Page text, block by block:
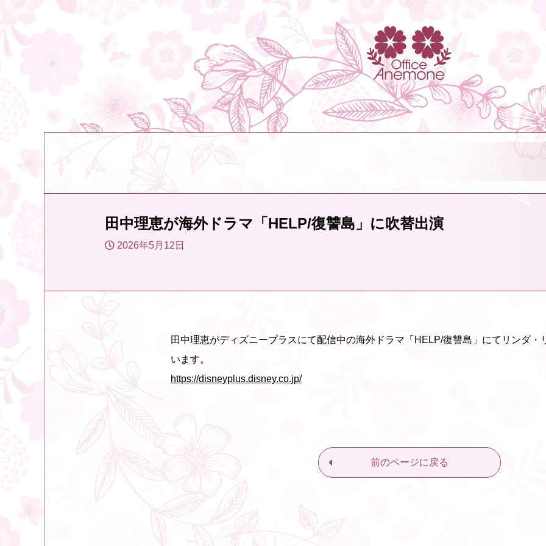
田中理恵が海外ドラマ「HELP/復讐島」に吹替出演
2026年5月12日
田中理恵がディズニープラスにて配信中の海外ドラマ「HELP/復讐島」にてリンダ・
います。
https://disneyplus.disney.co.jp/
前のページに戻る